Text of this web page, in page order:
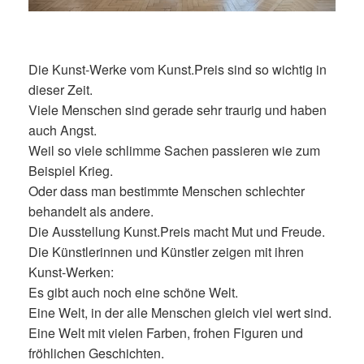
Die Kunst-Werke vom Kunst.Preis sind so wichtig in
dieser Zeit.
Viele Menschen sind gerade sehr traurig und haben
auch Angst.
Weil so viele schlimme Sachen passieren wie zum
Beispiel Krieg.
Oder dass man bestimmte Menschen schlechter
behandelt als andere.
Die Ausstellung Kunst.Preis macht Mut und Freude.
Die Künstlerinnen und Künstler zeigen mit ihren
Kunst-Werken:
Es gibt auch noch eine schöne Welt.
Eine Welt, in der alle Menschen gleich viel wert sind.
Eine Welt mit vielen Farben, frohen Figuren und
fröhlichen Geschichten.